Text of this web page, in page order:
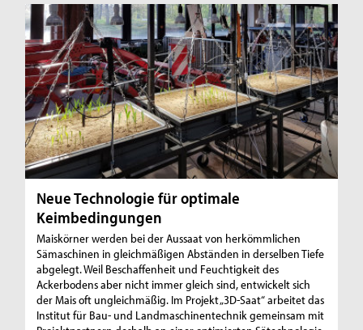
Neue Technologie für optimale
Keimbedingungen
Maiskörner werden bei der Aussaat von herkömmlichen
Sämaschinen in gleichmäßigen Abständen in derselben Tiefe
abgelegt. Weil Beschaffenheit und Feuchtigkeit des
Ackerbodens aber nicht immer gleich sind, entwickelt sich
der Mais oft ungleichmäßig. Im Projekt „3D-Saat“ arbeitet das
Institut für Bau- und Landmaschinentechnik gemeinsam mit